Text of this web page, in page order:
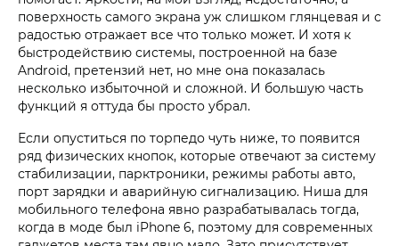
поверхность самого экрана уж слишком глянцевая и с
радостью отражает все что только может. И хотя к
быстродействию системы, построенной на базе
Android, претензий нет, но мне она показалась
несколько избыточной и сложной. И большую часть
функций я оттуда бы просто убрал.
Если опуститься по торпедо чуть ниже, то появится
ряд физических кнопок, которые отвечают за систему
стабилизации, парктроники, режимы работы авто,
порт зарядки и аварийную сигнализацию. Ниша для
мобильного телефона явно разрабатывалась тогда,
когда в моде был iPhone 6, поэтому для современных